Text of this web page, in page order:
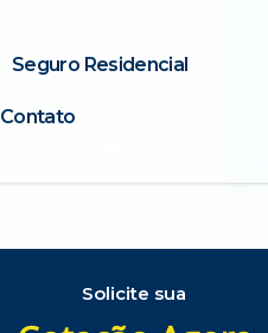
Seguro Residencial
Contato
Solicite sua